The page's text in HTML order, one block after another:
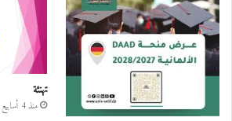
تهنئة
منذ 4 أسابيع